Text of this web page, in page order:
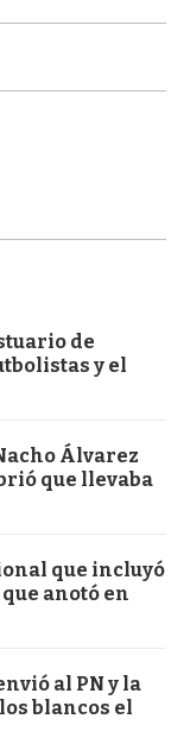
de
y el
Álvarez
que llevaba
que incluyó
anotó en
al PN y la
blancos el